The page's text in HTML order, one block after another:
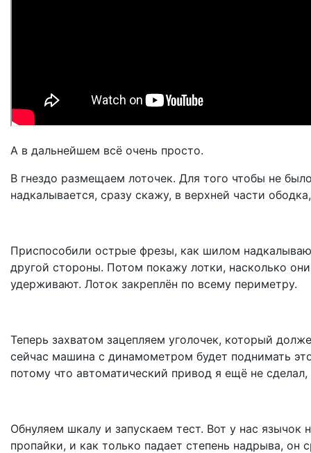
А в дальнейшем всё очень просто.
В гнездо размещаем лоточек. Для того чтобы не
надкалывается, сразу скажу, в верхней части
Приспособили острые фрезы, как шилом
другой стороны. Потом покажу лотки, насколько
удерживают. Лоток закреплён по всему периметру.
Теперь захватом зацепляем уголочек, который
сейчас машина с динамометром будет поднимать
потому что автоматический привод я ещё не
Обнуляем шкалу и запускаем тест. Вот у нас
пропайки, и как только падает степень надрыва,